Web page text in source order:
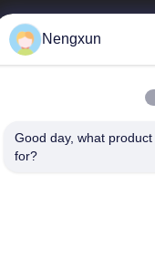
Nengxun
Good day, what
for?